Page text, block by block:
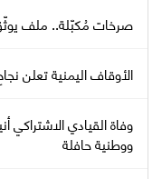
صرخات مُكبّلة.. ملف
الأوقاف اليمنية تعلن نجاح
وفاة القيادي
ووطنية حافلة